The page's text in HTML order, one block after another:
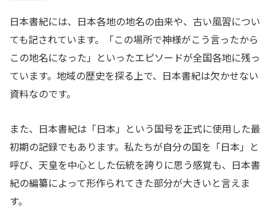
日本書紀には、日本各地の地名の由来や、古い風習につい
ても記されています。「この場所で神様がこう言ったから
この地名になった」といったエピソードが全国各地に残っ
ています。地域の歴史を探る上で、日本書紀は欠かせない
資料なのです。
また、日本書紀は「日本」という国号を正式に使用した最
初期の記録でもあります。私たちが自分の国を「日本」と
呼び、天皇を中心とした伝統を誇りに思う感覚も、日本書
紀の編纂によって形作られてきた部分が大きいと言えま
す。